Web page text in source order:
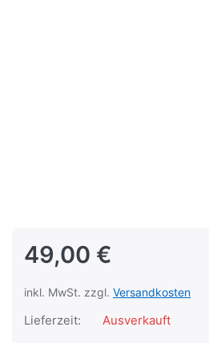
49,00 €
inkl. MwSt. zzgl. Versandkosten
Lieferzeit: Ausverkauft